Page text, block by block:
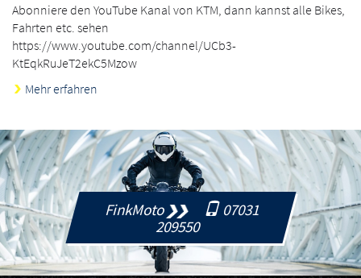
Abonniere den YouTube Kanal von KTM, dann kannst alle Bikes,
Fahrten etc. sehen
https://www.youtube.com/channel/UCb3-
KtEqkRuJeT2ekC5Mzow
Mehr erfahren
FinkMoto
07031
209550